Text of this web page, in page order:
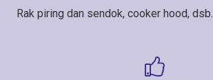
Rak piring dan sendok, cooker hood, dsb.